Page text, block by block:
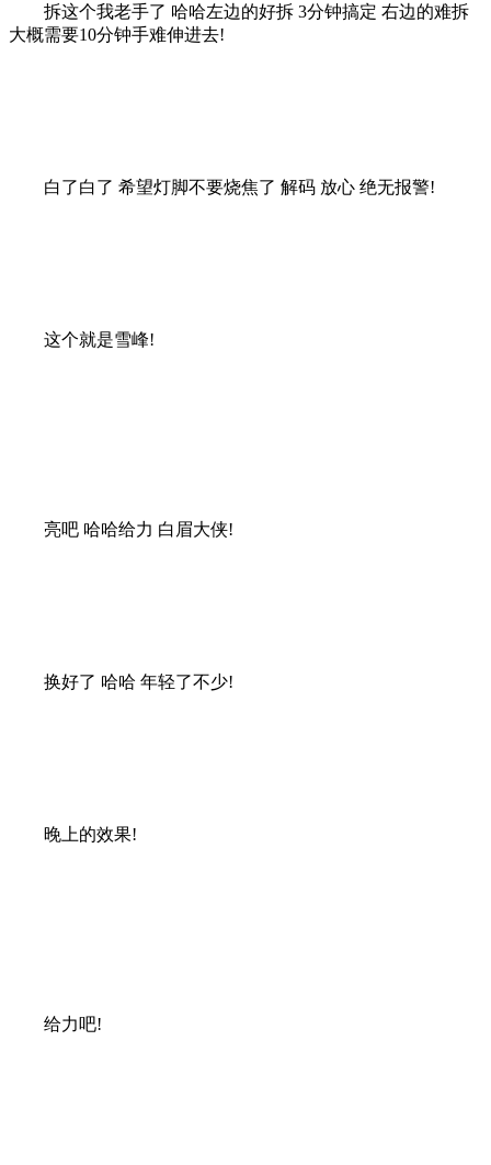
拆这个我老手了 哈哈左边的好拆 3分钟搞定 右边的难拆
大概需要10分钟手难伸进去!
白了白了 希望灯脚不要烧焦了 解码 放心 绝无报警!
这个就是雪峰!
亮吧 哈哈给力 白眉大侠!
换好了 哈哈 年轻了不少!
晚上的效果!
给力吧!